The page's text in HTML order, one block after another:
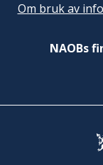
Om bruk av
NAOBs